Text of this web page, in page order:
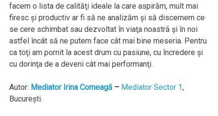
facem o lista de calităţi ideale la care aspirăm, mult mai
firesc şi productiv ar fi să ne analizăm şi să discernem ce
se cere schimbat sau dezvoltat în viaţa noastră şi în noi
astfel încât să ne putem face cât mai bine meseria. Pentru
ca toţi am pornit la acest drum cu pasiune, cu încredere şi
cu dorinţa de a deveni cât mai performanţi.
Autor: Mediator Irina Comeagă – Mediator Sector 1,
Bucureşti.